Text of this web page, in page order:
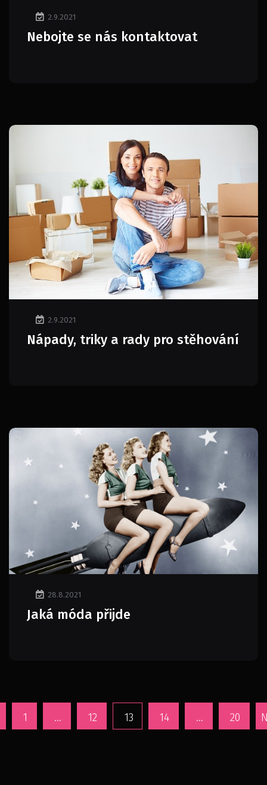
2.9.2021
Nebojte se nás kontaktovat
2.9.2021
Nápady, triky a rady pro stěhování
28.8.2021
Jaká móda přijde
1 … 12 13 14 … 20